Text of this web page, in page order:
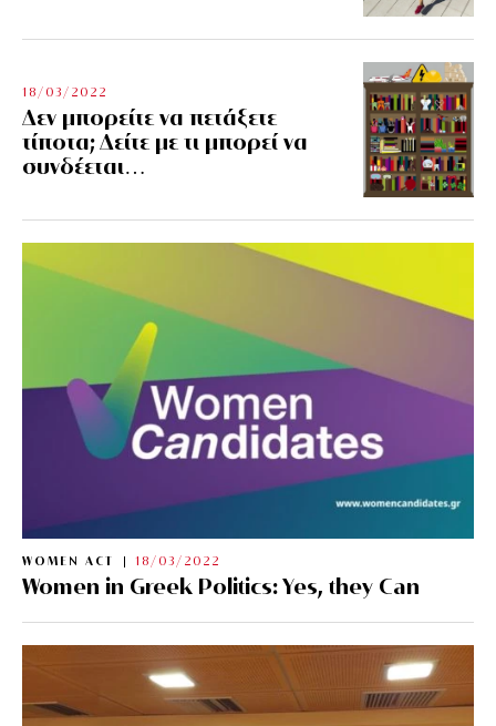
18/03/2022
Δεν μπορείτε να πετάξετε
τίποτα; Δείτε με τι μπορεί να
συνδέεται…
WOMEN ACT 18/03/2022
Women in Greek Politics: Yes, they Can